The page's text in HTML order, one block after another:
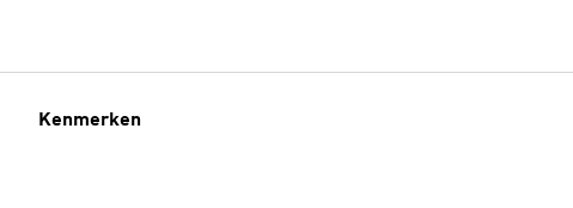
Kenmerken